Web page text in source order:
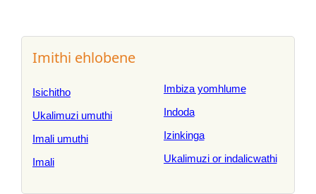
Imithi ehlobene
Isichitho
Ukalimuzi umuthi
Imali umuthi
Imali
Imbiza yomhlume
Indoda
Izinkinga
Ukalimuzi or indalicwathi